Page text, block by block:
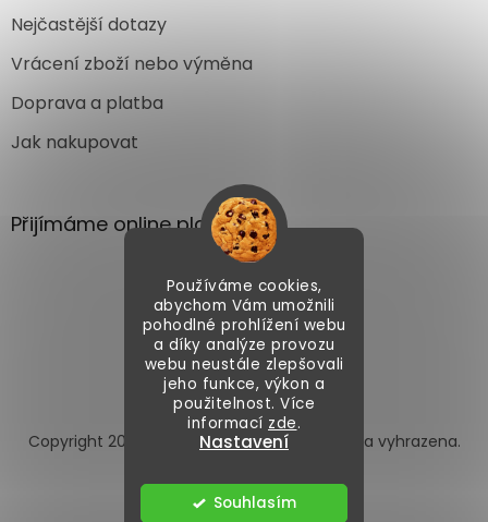
Používáme cookies,
abychom Vám umožnili
pohodlné prohlížení webu
a díky analýze provozu
webu neustále zlepšovali
jeho funkce, výkon a
použitelnost. Více
informací zde.
Nastavení
Souhlasím
Nejčastější dotazy
Vrácení zboží nebo výměna
Doprava a platba
Jak nakupovat
Přijímáme online platby
Vytvořil Shoptet
Copyright 2026 Autoface.cz. Všechna práva vyhrazena.